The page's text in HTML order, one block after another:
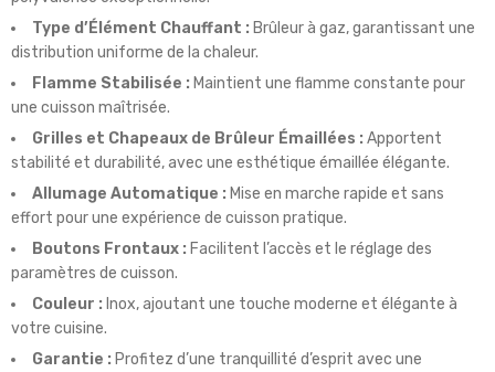
Type d’Élément Chauffant : Brûleur à gaz, garantissant une
distribution uniforme de la chaleur.
Flamme Stabilisée : Maintient une flamme constante pour
une cuisson maîtrisée.
Grilles et Chapeaux de Brûleur Émaillées : Apportent
stabilité et durabilité, avec une esthétique émaillée élégante.
Allumage Automatique : Mise en marche rapide et sans
effort pour une expérience de cuisson pratique.
Boutons Frontaux : Facilitent l’accès et le réglage des
paramètres de cuisson.
Couleur : Inox, ajoutant une touche moderne et élégante à
votre cuisine.
Garantie : Profitez d’une tranquillité d’esprit avec une